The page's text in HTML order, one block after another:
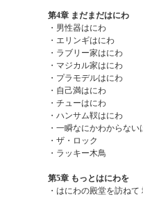
第4章 まだまだはにわ
・男性器はにわ
・エリンギはにわ
・ラブリー家はにわ
・マジカル家はにわ
・プラモデルはにわ
・自己満はにわ
・チューはにわ
・ハンサム靫はにわ
・一瞬なにかわからない
・ザ・ロック
・ラッキー木鳥
第5章 もっとはにわを
・はにわの殿堂を訪ね